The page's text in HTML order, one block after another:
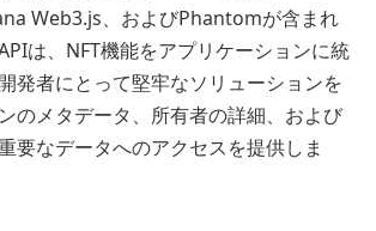
Web3.js、およびPhantomが含まれ
は、NFT機能をアプリケーションに統
発者にとって堅牢なソリューションを
のメタデータ、所有者の詳細、および
要なデータへのアクセスを提供しま